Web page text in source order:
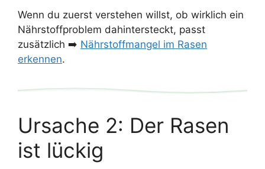
Wenn du zuerst verstehen willst, ob wirklich ein
Nährstoffproblem dahintersteckt, passt
zusätzlich ➡️ Nährstoffmangel im Rasen
erkennen.
Ursache 2: Der Rasen
ist lückig